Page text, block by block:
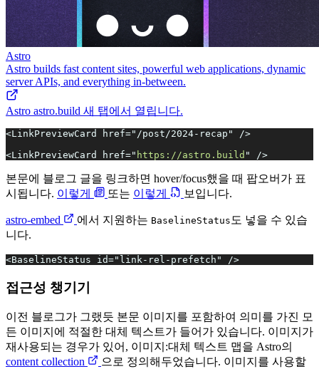
Astro
Astro builds fast content sites, powerful web applications, dynamic
server APIs, and everything in-between.
Astro astro.build 새 탭에서 열립니다.
<LinkPreviewCard href="/post/2024-recap" />
<LinkPreviewCard href=" https://astro.build " />
본문에 블로그 글을 링크하면 hover/focus했을 때 팝오버가 표
시됩니다. 이렇게 또는 이렇게 보입니다.
astro-embed 에서 지원하는 BaselineStatus 도 넣을 수 있습
니다.
<BaselineStatus id="link-rel-prefetch" />
접근성 챙기기
이전 블로그가 그랬듯 본문 이미지를 포함하여 의미를 가진 모
든 이미지에 적절한 대체 텍스트가 들어가 있습니다. 이미지가
재사용되는 경우가 있어, 이미지:대체 텍스트 맵을 Astro의
content collection
으로 정의해두었습니다. 이미지를 사용할